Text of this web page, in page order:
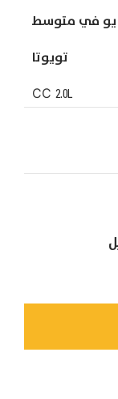
في متوسط
تويوتا
2.0L